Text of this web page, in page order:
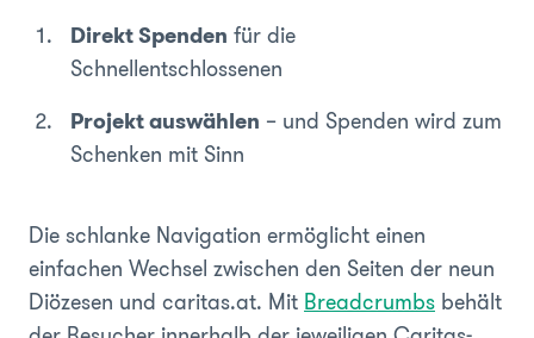
Direkt Spenden für die
Schnellentschlossenen
Projekt auswählen – und Spenden wird zum
Schenken mit Sinn
Die schlanke Navigation ermöglicht einen
einfachen Wechsel zwischen den Seiten der neun
Diözesen und caritas.at. Mit Breadcrumbs behält